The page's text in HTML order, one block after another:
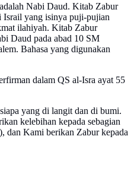
Nabi Daud. Kitab Zabur
Israil yang isinya puji-pujian
ilahiyah. Kitab Zabur
Daud pada abad 10 SM
Bahasa yang digunakan
dalam QS al-Isra ayat 55
yang di langit dan di bumi.
kelebihan kepada sebagian
dan Kami berikan Zabur kepada